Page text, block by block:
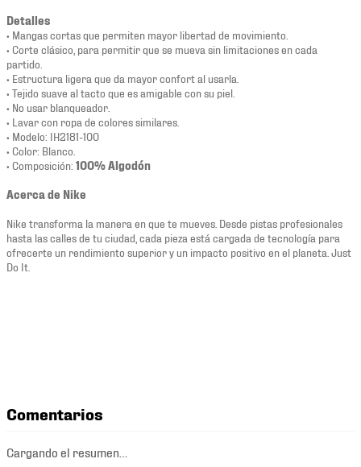
Detalles
• Mangas cortas que permiten mayor libertad de movimiento.
• Corte clásico, para permitir que se mueva sin limitaciones en cada
partido.
• Estructura ligera que da mayor confort al usarla.
• Tejido suave al tacto que es amigable con su piel.
• No usar blanqueador.
• Lavar con ropa de colores similares.
• Modelo: IH2181-100
• Color: Blanco.
• Composición: 100% Algodón
Acerca de Nike
Nike transforma la manera en que te mueves. Desde pistas profesionales
hasta las calles de tu ciudad, cada pieza está cargada de tecnología para
ofrecerte un rendimiento superior y un impacto positivo en el planeta. Just
Do It.
Comentarios
Cargando el resumen…